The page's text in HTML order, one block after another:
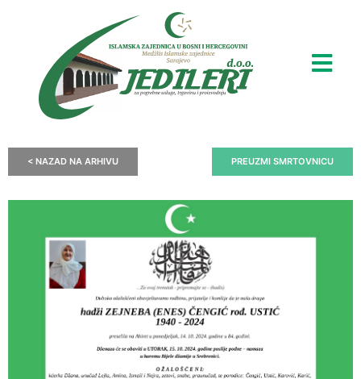
< NAZAD NA ARHIVU PREUZMI SMRTOVNICU